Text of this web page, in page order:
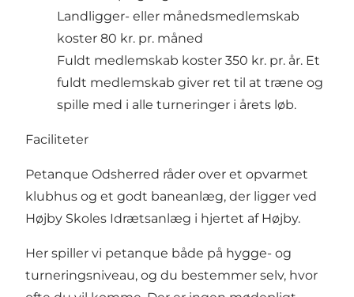
Landligger- eller månedsmedlemskab
koster 80 kr. pr. måned
Fuldt medlemskab koster 350 kr. pr. år. Et
fuldt medlemskab giver ret til at træne og
spille med i alle turneringer i årets løb.
Faciliteter
Petanque Odsherred råder over et opvarmet
klubhus og et godt baneanlæg, der ligger ved
Højby Skoles Idrætsanlæg i hjertet af Højby.
Her spiller vi petanque både på hygge- og
turneringsniveau, og du bestemmer selv, hvor